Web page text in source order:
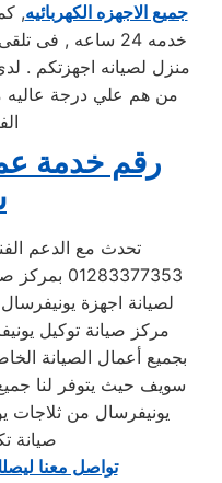
جميع الاجهزه الكهربائيه,
خدمه 24 ساعه ,
منزل لصيانه اجهزتكم .
من هم علي درجة عاليه
رقم خدمة
تحدث مع الدعم
لصيانة اجهزة
مركز صيانة توكيل
بجميع أعمال الصيانة
سويف حيث يتوفر لنا
يونيفرسال من ثلاجات
صيانة
تواصل معنا